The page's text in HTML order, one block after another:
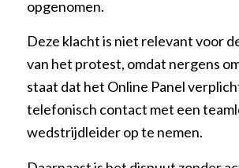
opgenomen.
Deze klacht is niet relevant voor
van het protest, omdat nergens
staat dat het Online Panel
telefonisch contact met een
wedstrijdleider op te nemen.